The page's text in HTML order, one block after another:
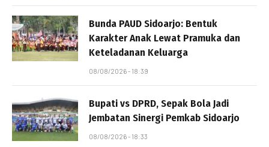
Bunda PAUD Sidoarjo: Bentuk
Karakter Anak Lewat Pramuka dan
Keteladanan Keluarga
08/08/2026 - 18:39
Bupati vs DPRD, Sepak Bola Jadi
Jembatan Sinergi Pemkab Sidoarjo
08/08/2026 - 18:33